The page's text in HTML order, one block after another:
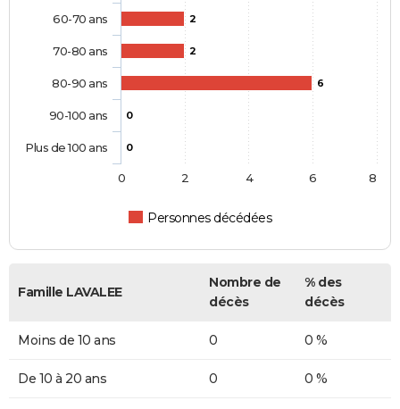
2
2
6
0
0
Personnes décédées
60-70 ans
70-80 ans
80-90 ans
90-100 ans
Plus de 100 ans
0 2 4 6 8
Famille LAVALEE
Nombre de
décès
% des
décès
Moins de 10 ans 0 0 %
De 10 à 20 ans 0 0 %